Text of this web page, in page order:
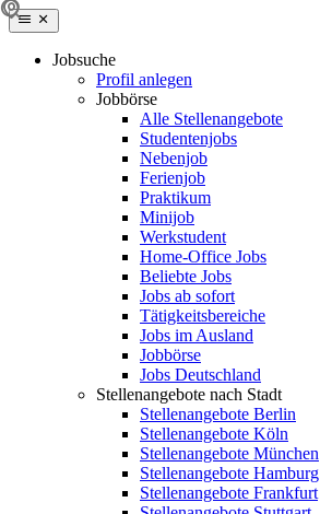
Jobsuche
Profil anlegen
Jobbörse
Alle Stellenangebote
Studentenjobs
Nebenjob
Ferienjob
Praktikum
Minijob
Werkstudent
Home-Office Jobs
Beliebte Jobs
Jobs ab sofort
Tätigkeitsbereiche
Jobs im Ausland
Jobbörse
Jobs Deutschland
Stellenangebote nach Stadt
Stellenangebote Berlin
Stellenangebote Köln
Stellenangebote München
Stellenangebote Hamburg
Stellenangebote Frankfurt